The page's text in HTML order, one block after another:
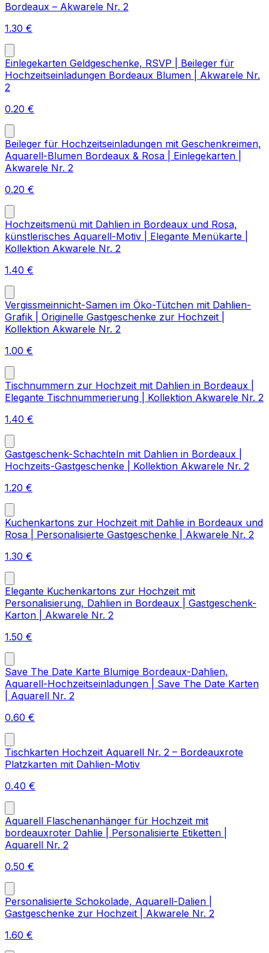
Bordeaux – Akwarele Nr. 2
1.30 €
Einlegekarten Geldgeschenke, RSVP | Beileger für
Hochzeitseinladungen Bordeaux Blumen | Akwarele Nr.
2
0.20 €
Beileger für Hochzeitseinladungen mit Geschenkreimen,
Aquarell-Blumen Bordeaux & Rosa | Einlegekarten |
Akwarele Nr. 2
0.20 €
Hochzeitsmenü mit Dahlien in Bordeaux und Rosa,
künstlerisches Aquarell-Motiv | Elegante Menükarte |
Kollektion Akwarele Nr. 2
1.40 €
Vergissmeinnicht-Samen im Öko-Tütchen mit Dahlien-
Grafik | Originelle Gastgeschenke zur Hochzeit |
Kollektion Akwarele Nr. 2
1.00 €
Tischnummern zur Hochzeit mit Dahlien in Bordeaux |
Elegante Tischnummerierung | Kollektion Akwarele Nr. 2
1.40 €
Gastgeschenk-Schachteln mit Dahlien in Bordeaux |
Hochzeits-Gastgeschenke | Kollektion Akwarele Nr. 2
1.20 €
Kuchenkartons zur Hochzeit mit Dahlie in Bordeaux und
Rosa | Personalisierte Gastgeschenke | Akwarele Nr. 2
1.30 €
Elegante Kuchenkartons zur Hochzeit mit
Personalisierung, Dahlien in Bordeaux | Gastgeschenk-
Karton | Akwarele Nr. 2
1.50 €
Save The Date Karte Blumige Bordeaux-Dahlien,
Aquarell-Hochzeitseinladungen | Save The Date Karten
| Aquarell Nr. 2
0.60 €
Tischkarten Hochzeit Aquarell Nr. 2 – Bordeauxrote
Platzkarten mit Dahlien-Motiv
0.40 €
Aquarell Flaschenanhänger für Hochzeit mit
bordeauxroter Dahlie | Personalisierte Etiketten |
Aquarell Nr. 2
0.50 €
Personalisierte Schokolade, Aquarell-Dalien |
Gastgeschenke zur Hochzeit | Akwarele Nr. 2
1.60 €